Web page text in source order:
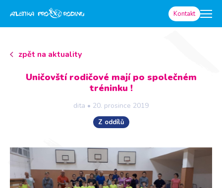
Kontakt
zpět na aktuality
Uničovští rodičové mají po společném
tréninku !
dita • 20. prosince 2019
Z oddílů